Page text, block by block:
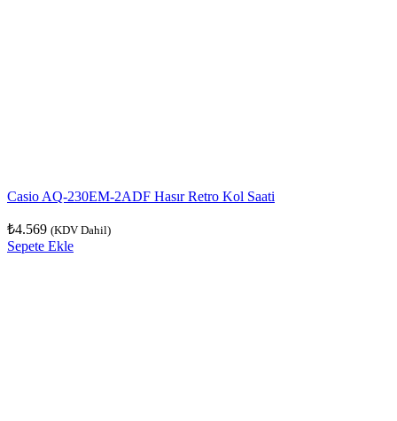
Casio AQ-230EM-2ADF Hasır Retro Kol Saati
₺4.569 (KDV Dahil)
Sepete Ekle